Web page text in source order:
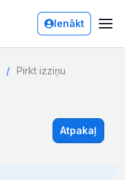
Ienākt
Pirkt izziņu
Atpakaļ